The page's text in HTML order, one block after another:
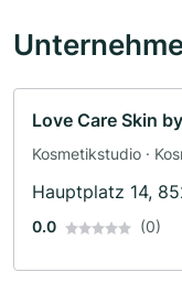
Love Care Skin
Kosmetikstudio ·
Hauptplatz 14,
0.0 (0)